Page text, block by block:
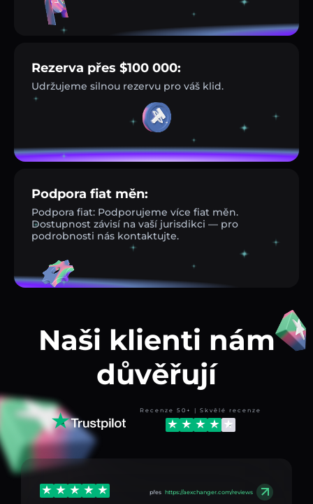
Rezerva přes $100 000:
Udržujeme silnou rezervu pro váš klid.
Podpora fiat měn:
Podpora fiat: Podporujeme více fiat měn.
Dostupnost závisí na vaší jurisdikci — pro
podrobnosti nás kontaktujte.
Naši klienti nám
důvěřují
Recenze 50+ | Skvělé recenze
přes https://aexchanger.com/reviews